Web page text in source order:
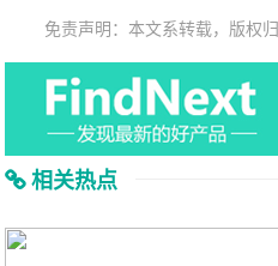
免责声明：本文系转载，版权
相关热点